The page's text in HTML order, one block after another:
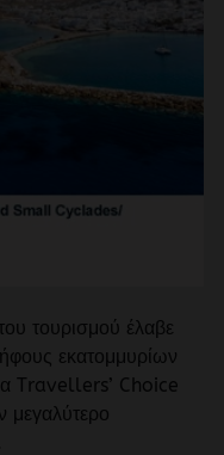
τουρισμού έλαβε
εκατομμυρίων
Travellers’ Choice